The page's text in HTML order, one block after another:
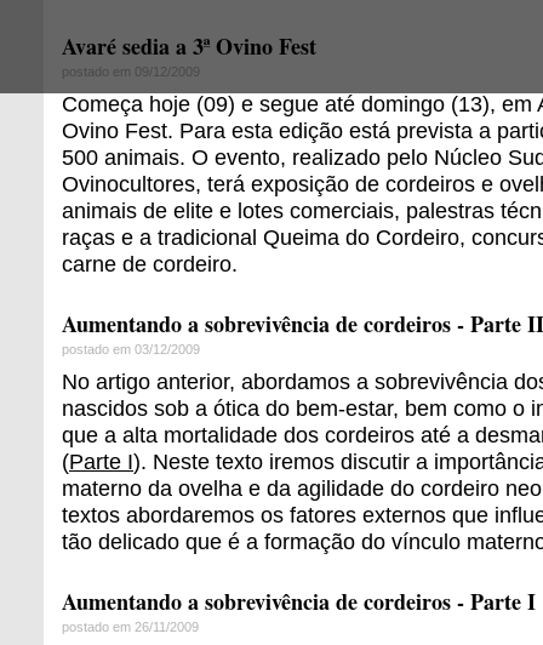
Avaré sedia a 3ª Ovino Fest
postado em 09/12/2009
Começa hoje (09) e segue até domingo (13), em
Ovino Fest. Para esta edição está prevista a
500 animais. O evento, realizado pelo Núcleo
Ovinocultores, terá exposição de cordeiros e
animais de elite e lotes comerciais, palestras
raças e a tradicional Queima do Cordeiro,
carne de cordeiro.
Aumentando a sobrevivência de cordeiros - Parte II
postado em 03/12/2009
No artigo anterior, abordamos a sobrevivência
nascidos sob a ótica do bem-estar, bem como o
que a alta mortalidade dos cordeiros até a
(Parte I). Neste texto iremos discutir a
materno da ovelha e da agilidade do cordeiro
textos abordaremos os fatores externos que
tão delicado que é a formação do vínculo
Aumentando a sobrevivência de cordeiros - Parte I
postado em 26/11/2009